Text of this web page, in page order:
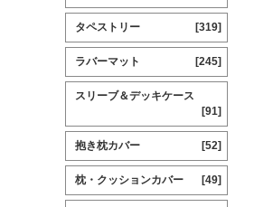
タペストリー [319]
ラバーマット [245]
スリーブ＆デッキケース
[91]
抱き枕カバー [52]
枕・クッションカバー [49]